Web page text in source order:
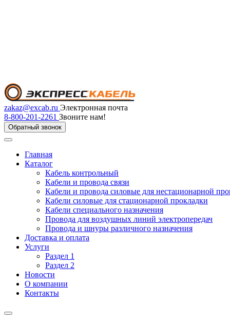
zakaz@excab.ru Электронная почта
8-800-201-2261 Звоните нам!
Обратный звонок
Главная
Каталог
Кабель контрольный
Кабели и провода связи
Кабели и провода силовые для нестационарной
Кабели силовые для стационарной прокладки
Кабели специального назначения
Провода для воздушных линий электропередач
Провода и шнуры различного назначения
Доставка и оплата
Услуги
Раздел 1
Раздел 2
Новости
О компании
Контакты